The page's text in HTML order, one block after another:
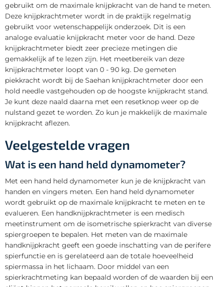
gebruikt om de maximale knijpkracht van de hand te meten.
Deze knijpkrachtmeter wordt in de praktijk regelmatig
gebruikt voor wetenschappelijk onderzoek. Dit is een
analoge evaluatie knijpkracht meter voor de hand. Deze
knijpkrachtmeter biedt zeer precieze metingen die
gemakkelijk af te lezen zijn. Het meetbereik van deze
knijpkrachtmeter loopt van 0 - 90 kg. De gemeten
piekkracht wordt bij de Saehan knijpkrachtmeter door een
hold needle vastgehouden op de hoogste knijpkracht stand.
Je kunt deze naald daarna met een resetknop weer op de
nulstand gezet te worden. Zo kun je makkelijk de maximale
knijpkracht aflezen.
Veelgestelde vragen
Wat is een hand held dynamometer?
Met een hand held dynamometer kun je de knijpkracht van
handen en vingers meten. Een hand held dynamometer
wordt gebruikt op de maximale knijpkracht te meten en te
evalueren. Een handknijpkrachtmeter is een medisch
meetinstrument om de isometrische spierkracht van diverse
spiergroepen te bepalen. Het meten van de maximale
handknijpkracht geeft een goede inschatting van de perifere
spierfunctie en is gerelateerd aan de totale hoeveelheid
spiermassa in het lichaam. Door middel van een
spierkrachtmeting kan bepaald worden of de waarden bij een